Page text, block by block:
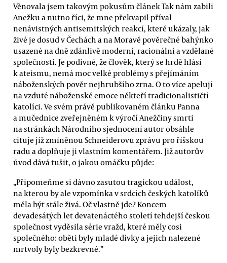
Věnovala jsem takovým pokusům článek Tak nám zabili
Anežku a nutno říci, že mne překvapil příval
nenávistných antisemitských reakcí, které ukázaly, jak
živé je dosud v Čechách a na Moravě pověrečné bahýnko
usazené na dně zdánlivě moderní, racionální a vzdělané
společnosti. Je podivné, že člověk, který se hrdě hlásí
k ateismu, nemá moc velké problémy s přejímáním
náboženských pověr nejhrubšího zrna. O to více apelují
na vzduté náboženské emoce někteří tradicionalističtí
katolíci. Ve svém právě publikovaném článku Panna
a mučednice zveřejněném k výročí Anežčiny smrti
na stránkách Národního sjednocení autor obsáhle
cituje již zmíněnou Schneiderovu zprávu pro říšskou
radu a doplňuje ji vlastním komentářem. Již autorův
úvod dává tušit, o jakou omáčku půjde:
„Připomeňme si dávno zasutou tragickou událost,
na kterou by ale vzpomínka v srdcích českých katolíků
měla být stále živá. Oč vlastně jde? Koncem
devadesátých let devatenáctého století tehdejší českou
společnost vyděsila série vražd, které měly cosi
společného: oběti byly mladé dívky a jejich nalezené
mrtvoly byly bezkrevné.”